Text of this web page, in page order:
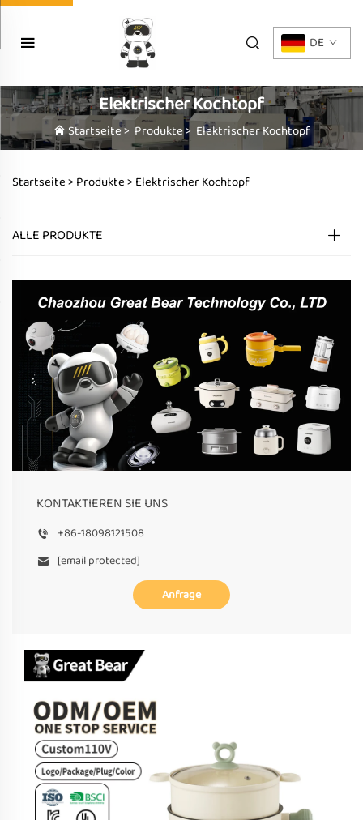
DE
Elektrischer Kochtopf
Startseite> Produkte> Elektrischer Kochtopf
Startseite > Produkte> Elektrischer Kochtopf
ALLE PRODUKTE
KONTAKTIEREN SIE UNS
+86-18098121508
[email protected]
Anfrage